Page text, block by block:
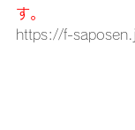
す。
https://f-